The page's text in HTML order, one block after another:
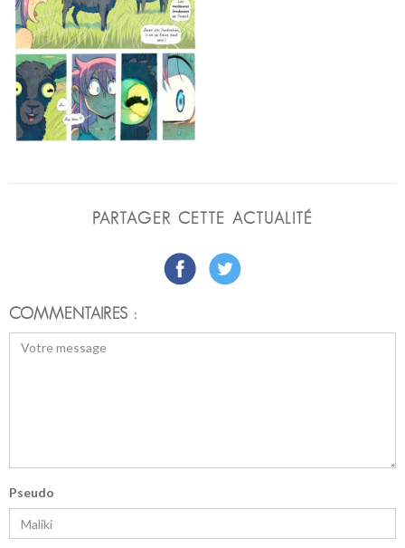
PARTAGER CETTE ACTUALITÉ
COMMENTAIRES :
Pseudo